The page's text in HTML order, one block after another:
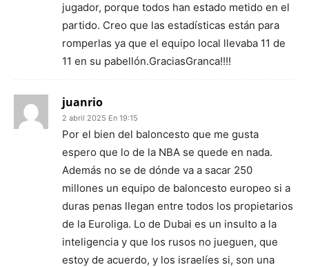
jugador, porque todos han estado metido en el
partido. Creo que las estadísticas están para
romperlas ya que el equipo local llevaba 11 de
11 en su pabellón.GraciasGranca!!!!
juanrio
2 abril 2025 En 19:15
Por el bien del baloncesto que me gusta
espero que lo de la NBA se quede en nada.
Además no se de dónde va a sacar 250
millones un equipo de baloncesto europeo si a
duras penas llegan entre todos los propietarios
de la Euroliga. Lo de Dubai es un insulto a la
inteligencia y que los rusos no jueguen, que
estoy de acuerdo, y los israelíes si, son una